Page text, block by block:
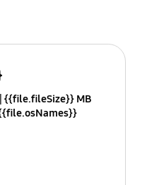
{{file.fileSize}} MB